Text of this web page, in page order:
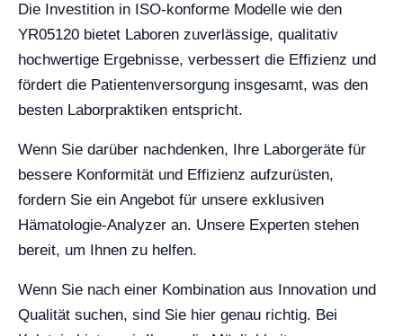
Die Investition in ISO-konforme Modelle wie den
YR05120 bietet Laboren zuverlässige, qualitativ
hochwertige Ergebnisse, verbessert die Effizienz und
fördert die Patientenversorgung insgesamt, was den
besten Laborpraktiken entspricht.
Wenn Sie darüber nachdenken, Ihre Laborgeräte für
bessere Konformität und Effizienz aufzurüsten,
fordern Sie ein Angebot für unsere exklusiven
Hämatologie-Analyzer an. Unsere Experten stehen
bereit, um Ihnen zu helfen.
Wenn Sie nach einer Kombination aus Innovation und
Qualität suchen, sind Sie hier genau richtig. Bei